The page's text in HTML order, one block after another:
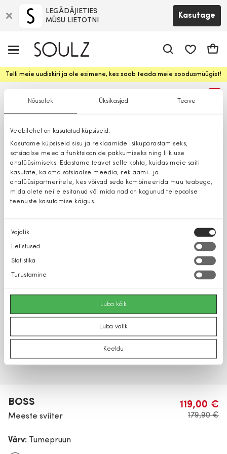
Nõusolek Üksikasjad Teave
Veebilehel on kasutatud küpsiseid.
Kasutame küpsiseid sisu ja reklaamide isikupärastamiseks,
sotsiaalse meedia funktsioonide pakkumiseks ning liikluse
analüüsimiseks. Edastame teavet selle kohta, kuidas meie saiti
kasutate, ka oma sotsiaalse meedia, reklaami- ja
analüüsipartneritele, kes võivad seda kombineerida muu teabega,
mida olete neile esitanud või mida nad on kogunud teiepoolse
teenuste kasutamise käigus.
Nõusoleku
valik
Vajalik
Eelistused
Statistika
Turustamine
Luba kõik
Luba valik
Keeldu
LEGĀDĀJIETIES
MŪSU LIETOTNI
Kasutage
Telli meie uudiskiri ja ole esimene, kes saab teada meie soodusmüügist!
BOSS
Meeste sviiter
119,00 €
179,90 €
Värv: Tumepruun